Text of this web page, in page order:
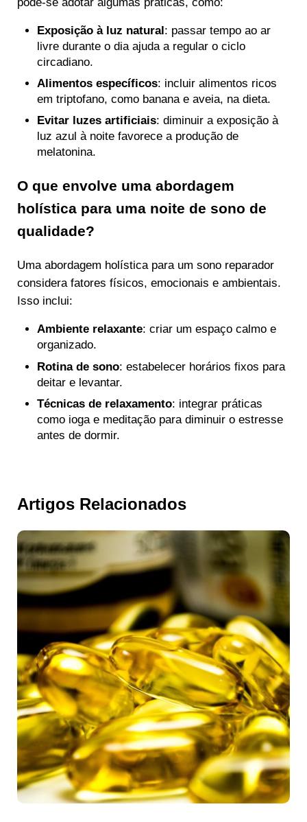
Exposição à luz natural: passar tempo ao ar
livre durante o dia ajuda a regular o ciclo
circadiano.
Alimentos específicos: incluir alimentos ricos
em triptofano, como banana e aveia, na dieta.
Evitar luzes artificiais: diminuir a exposição à
luz azul à noite favorece a produção de
melatonina.
O que envolve uma abordagem
holística para uma noite de sono de
qualidade?
Uma abordagem holística para um sono reparador
considera fatores físicos, emocionais e ambientais.
Isso inclui:
Ambiente relaxante: criar um espaço calmo e
organizado.
Rotina de sono: estabelecer horários fixos para
deitar e levantar.
Técnicas de relaxamento: integrar práticas
como ioga e meditação para diminuir o estresse
antes de dormir.
Artigos Relacionados